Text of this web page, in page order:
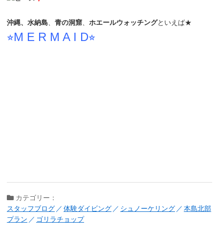
沖縄、水納島、 青の洞窟、 ホエールウォッチングといえば★
⭐︎M E R M A I D⭐︎
カテゴリー：
スタッフブログ
体験ダイビング シュノーケリング
本島北部
プラン
ゴリラチョップ